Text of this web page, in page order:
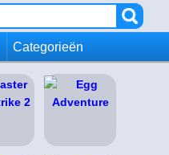
Categorieën